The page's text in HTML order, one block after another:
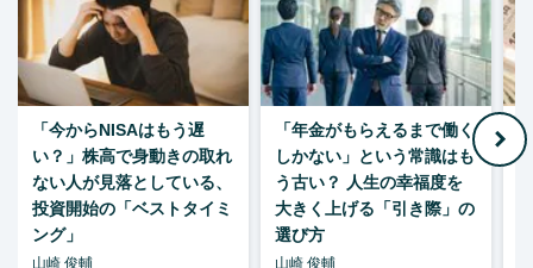
「今からNISAはもう遅
い？」株高で身動きの取れ
ない人が見落としている、
投資開始の「ベストタイミ
ング」
山崎 俊輔
「年金がもらえるまで働く
しかない」という常識はも
う古い？ 人生の幸福度を
大きく上げる「引き際」の
選び方
山崎 俊輔